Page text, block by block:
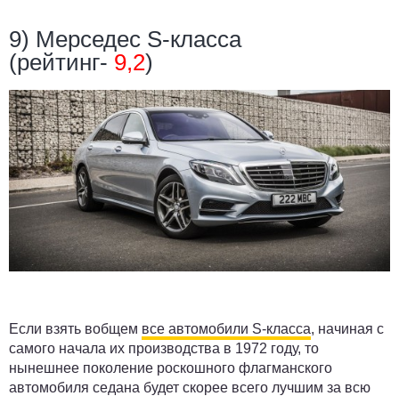
9) Мерседес S-класса
(рейтинг- 9,2)
Если взять вобщем все автомобили S-класса, начиная с
самого начала их производства в 1972 году, то
нынешнее поколение роскошного флагманского
автомобиля седана будет скорее всего лучшим за всю